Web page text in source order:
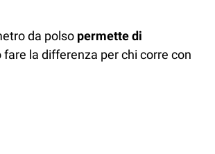
da polso permette di
la differenza per chi corre con